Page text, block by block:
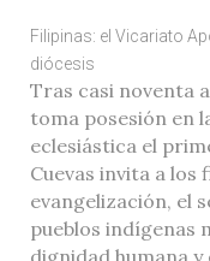
Filipinas: el Vicariato
diócesis
Tras casi noventa
toma posesión en
eclesiástica el
Cuevas invita a los
evangelización, el
pueblos indígenas
dignidad humana